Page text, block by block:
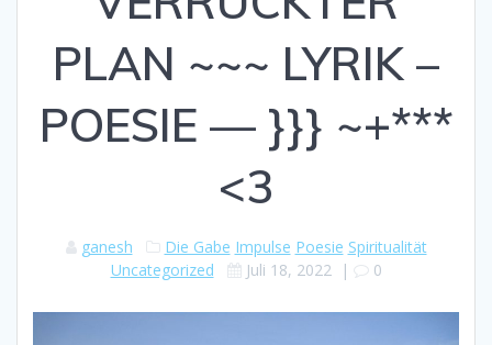
PLAN ~~~ LYRIK –
POESIE — }}} ~+***
<3
ganesh Die Gabe Impulse Poesie Spiritualität
Uncategorized
Juli 18, 2022 | 0